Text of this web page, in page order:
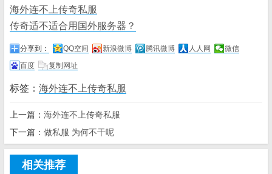
海外连不上传奇私服
传奇适不适合用国外服务器？
分享到： QQ空间 新浪微博 腾讯微博 人人网
微信
百度
复制网址
标签： 海外连不上传奇私服
上一篇： 海外连不上传奇私服
下一篇： 做私服 为何不干呢
相关推荐